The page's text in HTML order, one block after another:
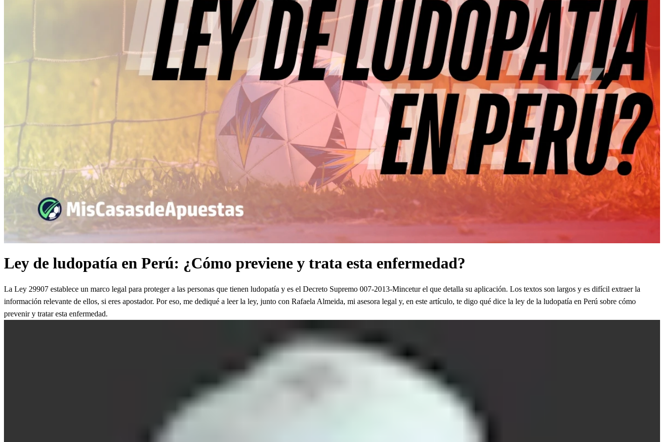
Ley de ludopatía en Perú: ¿Cómo previene y trata esta enfermedad?
La Ley 29907 establece un marco legal para proteger a las personas que tienen ludopatía y es el Decreto Supremo 007-2013-Mincetur el que detalla su aplicación. Los textos son largos y es difícil extraer la
información relevante de ellos, si eres apostador. Por eso, me dediqué a leer la ley, junto con Rafaela Almeida, mi asesora legal y, en este artículo, te digo qué dice la ley de la ludopatía en Perú sobre cómo
prevenir y tratar esta enfermedad.